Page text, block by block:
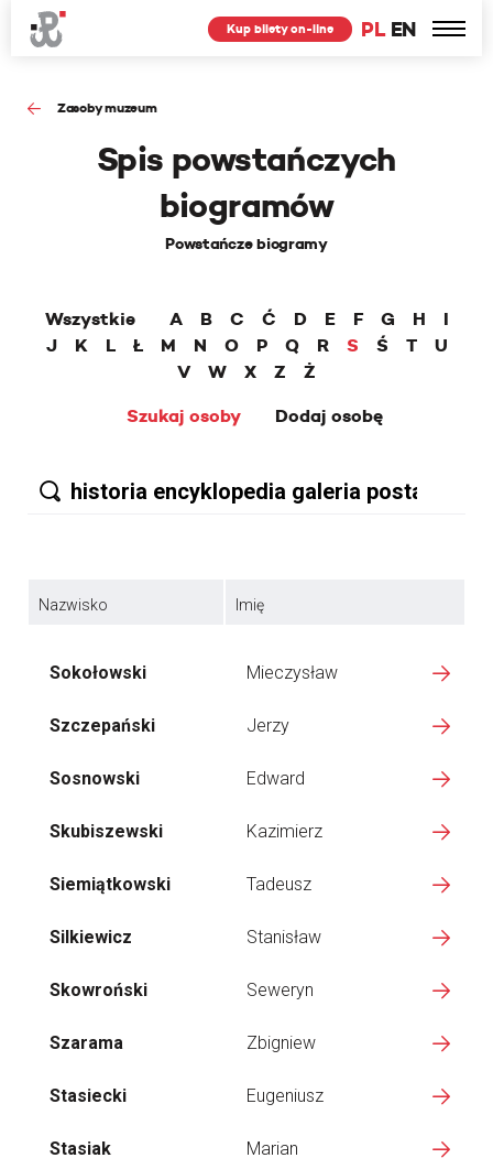
PL EN
Kup bilety on-line
Zasoby muzeum
Spis powstańczych
biogramów
Powstańcze biogramy
Wszystkie A B C Ć D E F G H
I
J
K L Ł M N O P Q R S Ś T
U
V
W X Z
Ż
Szukaj osoby
Dodaj osobę
Nazwisko Imię
Sokołowski Mieczysław
Szczepański Jerzy
Sosnowski Edward
Skubiszewski Kazimierz
Siemiątkowski Tadeusz
Silkiewicz Stanisław
Skowroński Seweryn
Szarama Zbigniew
Stasiecki Eugeniusz
Stasiak Marian